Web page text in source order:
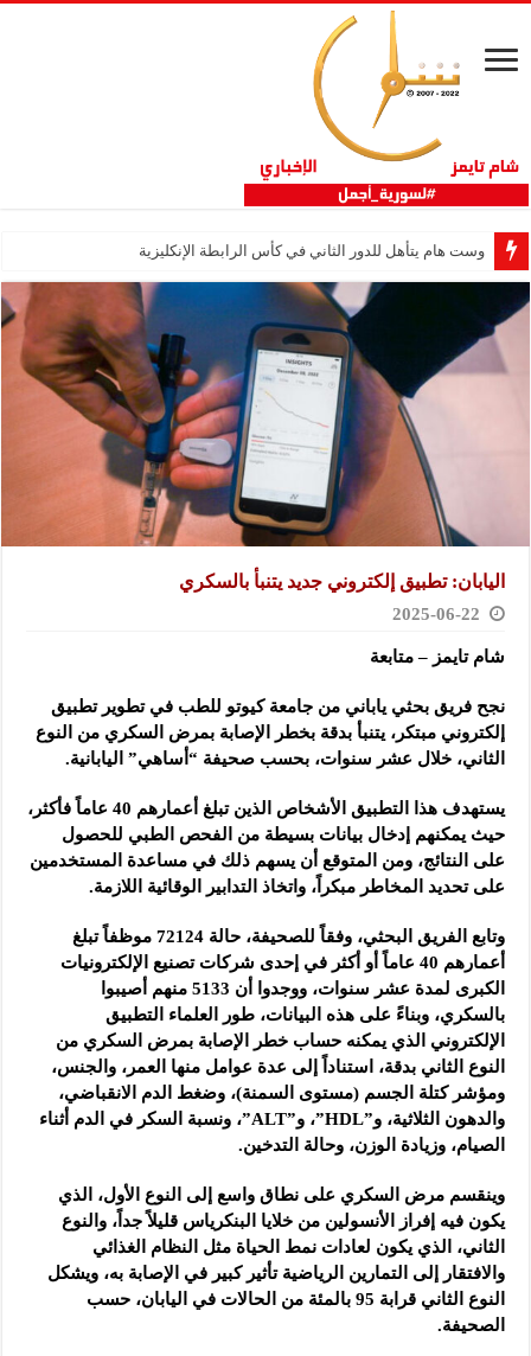
وست هام يتأهل للدور الثاني في كأس الرابطة الإنكليزية
اليابان: تطبيق إلكتروني جديد يتنبأ بالسكري
2025-06-22
شام تايمز – متابعة
نجح فريق بحثي ياباني من جامعة كيوتو للطب في تطوير تطبيق
إلكتروني مبتكر، يتنبأ بدقة بخطر الإصابة بمرض السكريمن النوع
الثاني، خلال عشر سنوات، بحسب صحيفة “أساهي” اليابانية.
يستهدف هذا التطبيق الأشخاص الذين تبلغ أعمارهم 40 عاماً فأكثر،
حيث يمكنهم إدخال بيانات بسيطة من الفحص الطبي للحصول
على النتائج، ومن المتوقع أن يسهم ذلك في مساعدة المستخدمين
على تحديد المخاطر مبكراً، واتخاذ التدابير الوقائية اللازمة.
وتابع الفريق البحثي، وفقاً للصحيفة، حالة 72124 موظفاً تبلغ
أعمارهم 40 عاماً أو أكثر في إحدى شركات تصنيع الإلكترونيات
الكبرى لمدة عشر سنوات، ووجدوا أن 5133 منهم أصيبوا
بالسكري، وبناءً على هذه البيانات، طور العلماء التطبيق
الإلكتروني الذي يمكنه حساب خطر الإصابة بمرض السكري من
النوع الثاني بدقة، استناداً إلى عدة عوامل منها العمر، والجنس،
ومؤشر كتلة الجسم (مستوى السمنة)، وضغط الدم الانقباضي،
والدهون الثلاثية، و”HDL”، و”ALT”، ونسبة السكر في الدم أثناء
الصيام، وزيادة الوزن، وحالة التدخين.
وينقسم مرض السكري على نطاق واسع إلى النوع الأول، الذي
يكون فيه إفراز الأنسولين من خلايا البنكرياس قليلاً جداً، والنوع
الثاني، الذي يكون لعادات نمط الحياة مثل النظام الغذائي
والافتقار إلى التمارين الرياضية تأثير كبير في الإصابة به، ويشكل
النوع الثاني قرابة 95 بالمئة من الحالات في اليابان، حسب
الصحيفة.